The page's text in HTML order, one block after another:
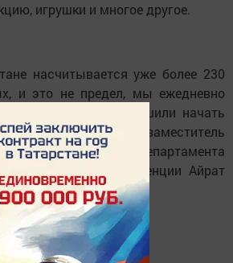
игрушки и многое другое.
насчитывается уже более 230
и это не предел, мы ежедневно
граждан, которые решили начать
— отметил первый заместитель
РТ — директор Департамента
и конкуренции Айрат